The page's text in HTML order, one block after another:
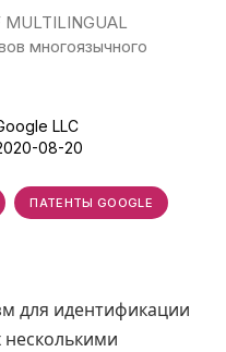
MULTILINGUAL
многоязычного
LLC
08-20
ПАТЕНТЫ GOOGLE
для идентификации